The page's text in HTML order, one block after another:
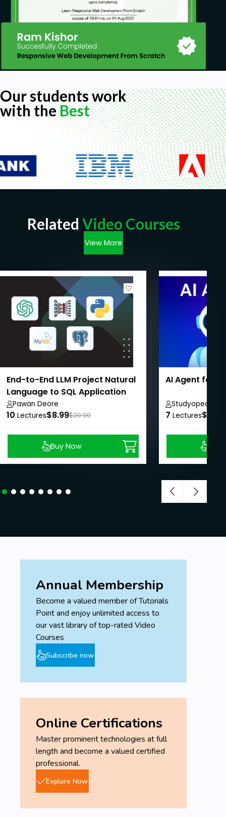
Our students work
with theBest
Related Video Courses
View More
End-to-End LLM Project Natural
Language to SQL Application
Pawan Deore
10 Lectures$8.99$20.00
Buy Now
AI Agent for
Studyopedia
7 Lectures$8.99
Annual Membership
Become a valued member of Tutorials
Point and enjoy unlimited access to
our vast library of top-rated Video
Courses
Subscribe now
Online Certifications
Master prominent technologies at full
length and become a valued certified
professional.
Explore Now